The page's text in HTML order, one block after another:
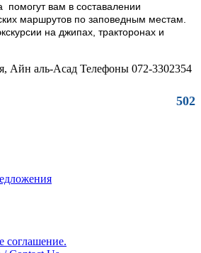
помогут вам в составалении
маршрутов по заповедным местам.
на джипах, тракторонах и
Айн аль-Асад Телефоны 072-3302354
502
соглашение.